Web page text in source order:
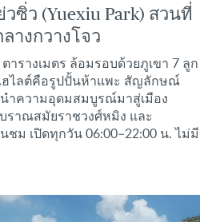
ซิ่ว (Yuexiu Park) สวนที่
างกวางโจว
ารางเมตร ล้อมรอบด้วยภูเขา 7 ลูก
ฮไลต์คือรูปปั้นห้าแพะ สัญลักษณ์
ำความอุดมสมบูรณ์มาสู่เมือง
ราณสมัยราชวงศ์หมิง และ
ม เปิดทุกวัน 06:00–22:00 น. ไม่มี